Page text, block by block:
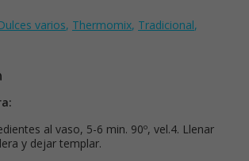
varios, Thermomix, Tradicional,
al vaso, 5-6 min. 90º, vel.4. Llenar
y dejar templar.